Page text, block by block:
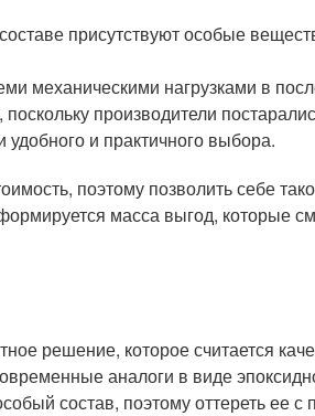
присутствуют особые
механическими нагрузками в
производители
и практичного выбора.
поэтому позволить себе
масса выгод, которые
решение, которое считается
аналоги в виде
состав, поэтому оттереть ее с